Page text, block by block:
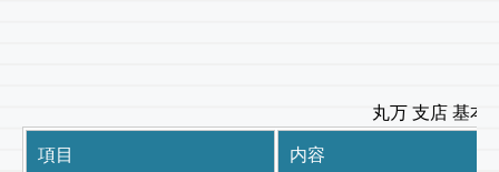
丸万 支店 基本
項目 内容